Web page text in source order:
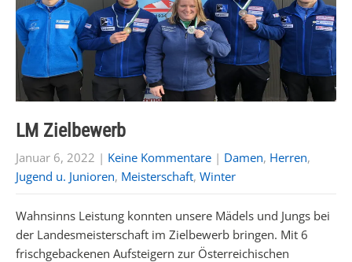
LM Zielbewerb
Januar 6, 2022 | Keine Kommentare | Damen, Herren,
Jugend u. Junioren, Meisterschaft, Winter
Wahnsinns Leistung konnten unsere Mädels und Jungs bei
der Landesmeisterschaft im Zielbewerb bringen. Mit 6
frischgebackenen Aufsteigern zur Österreichischen